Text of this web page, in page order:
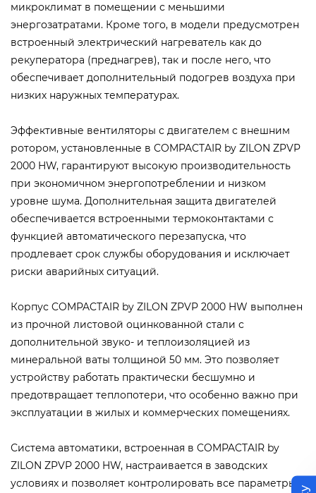
микроклимат в помещении с меньшими
энергозатратами. Кроме того, в модели предусмотрен
встроенный электрический нагреватель как до
рекуператора (преднагрев), так и после него, что
обеспечивает дополнительный подогрев воздуха при
низких наружных температурах.
Эффективные вентиляторы с двигателем с внешним
ротором, установленные в COMPACTAIR by ZILON ZPVP
2000 HW, гарантируют высокую производительность
при экономичном энергопотреблении и низком
уровне шума. Дополнительная защита двигателей
обеспечивается встроенными термоконтактами с
функцией автоматического перезапуска, что
продлевает срок службы оборудования и исключает
риски аварийных ситуаций.
Корпус COMPACTAIR by ZILON ZPVP 2000 HW выполнен
из прочной листовой оцинкованной стали с
дополнительной звуко- и теплоизоляцией из
минеральной ваты толщиной 50 мм. Это позволяет
устройству работать практически бесшумно и
предотвращает теплопотери, что особенно важно при
эксплуатации в жилых и коммерческих помещениях.
Система автоматики, встроенная в COMPACTAIR by
ZILON ZPVP 2000 HW, настраивается в заводских
условиях и позволяет контролировать все параметры